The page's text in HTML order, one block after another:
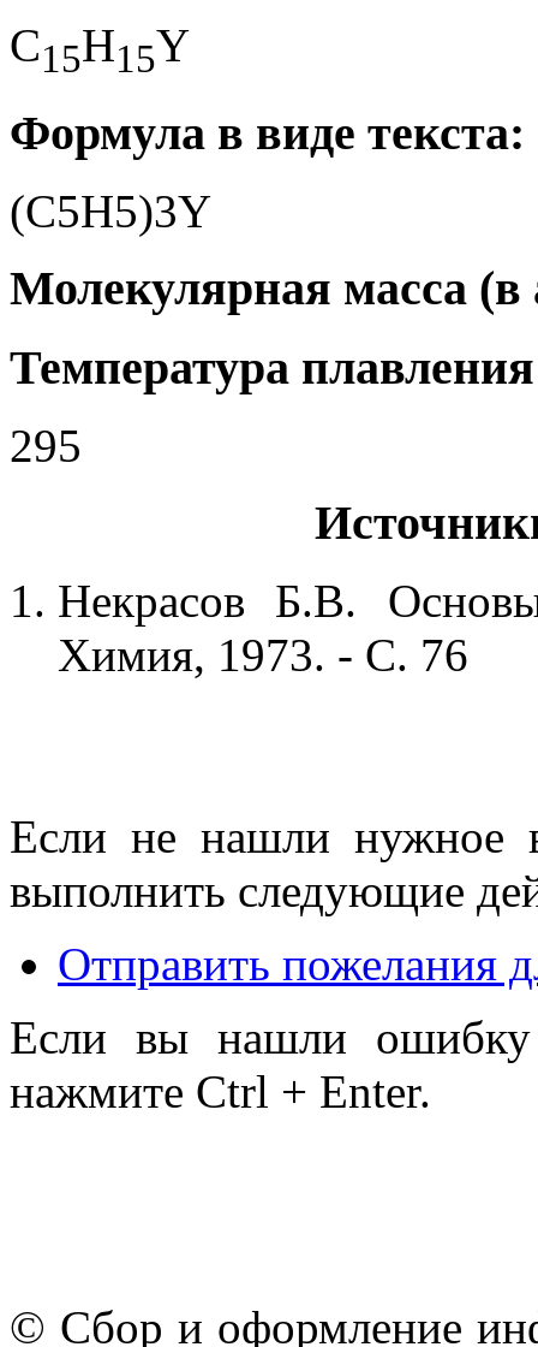
C15H15Y
Формула в виде текста:
(C5H5)3Y
Молекулярная масса (в
Температура
295
Некрасов Б.В.
Химия, 1973. - С. 76
Если не нашли нужное
выполнить следующие
Отправить пожелания
Если вы нашли ошибку
нажмите Ctrl + Enter.
© Сбор и оформление